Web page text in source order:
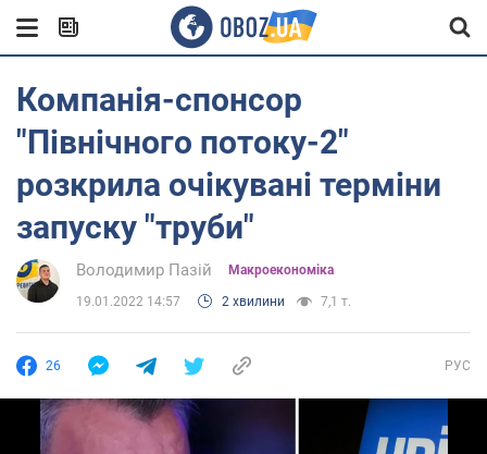
Компанія-спонсор
"Північного потоку-2"
розкрила очікувані терміни
запуску "труби"
Володимир Пазій Mакроекономіка
19.01.2022 14:57 2 хвилини 7,1 т.
26 РУС